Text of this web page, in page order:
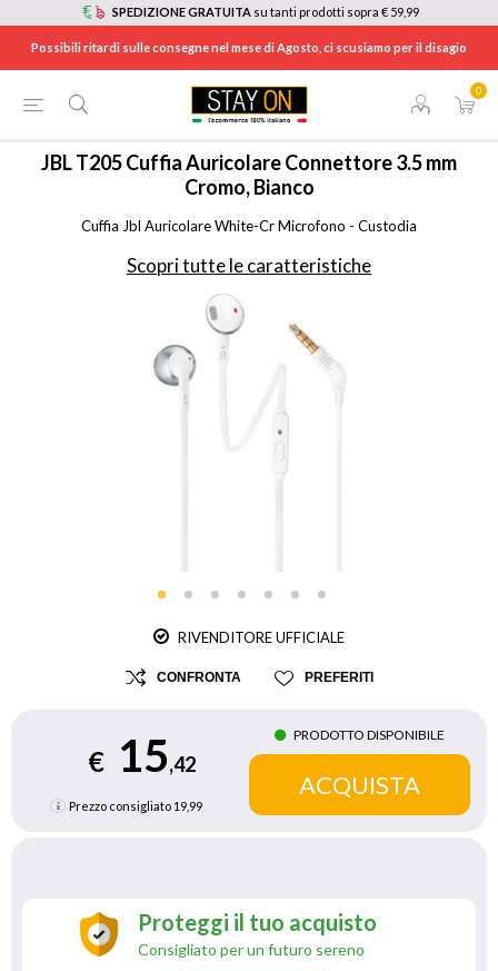
SPEDIZIONE GRATUITA su tanti prodotti sopra € 59,99
Possibili ritardi sulle consegne nel mese di Agosto, ci scusiamo per il disagio
0
HOME CUFFIE E AURICOLARI / CUFFIE JBLT205CRM
JBLT205 Cuffia Auricolare Connettore 3.5 mm
Cromo, Bianco
Cuffia Jbl Auricolare White-Cr Microfono - Custodia
Scopri tutte le caratteristiche
RIVENDITORE UFFICIALE
CONFRONTA PREFERITI
€ 15,42
Prezzo consigliato 19,99
PRODOTTO DISPONIBILE
Proteggi il tuo acquisto
Consigliato per un futuro sereno